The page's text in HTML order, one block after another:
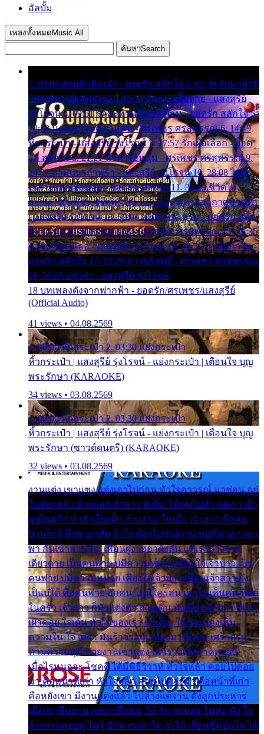
อัลบั้ม
เพลงทั้งหมด Music All
ค้นหาSearch
1. 00:00 สามสิบยังแจ๋ว - ยอดรัก สลักใจ 2. 02:49 รักมาห้าปี
- ศรเพชร ศรสุพรรณ 3. 05:57 รักสาวเสื้อลาย - แสงสุรีย์
รุ่งโรจน์ 4. 09:51 รักสะท้านดินสะเทือน - ยอดรัก สลักใจ 5.
12:23 มอเตอร์ไซค์ทำหล่น - ศรเพชร ศรสุพรรณ 6. 14:49
หิ้วกระเป๋า - แสงสุรีย์ รุ่งโรจน์ 7. 17:57 รักเผื่อเลือก - ยอด
รัก สลักใจ 8. 21:21 น้ำตาไอ้หนุ่ม - ศรเพชร ศรสุพรรณ 9.
24:27 สามเณรกำพร้า - แสงสุรีย์ รุ่งโรจน์ 10. 28:08 ไม่มี
เวลาไปหาเมียน้อย - ยอดรัก สลักใจ 11. 31:29 ชีวิตไอ้
ธรรม - ศรเพชร ศรสุพรรณ 12. 35:26 ทหารอากาศขาดรัก
- แสงสุรีย์ รุ่งโรจน์ 13. 39:01 คนหัวใจโทรม - ยอดรัก สลัก
ใจ 14. 42:49 ไอ้หวังตายแน่ - ศรเพชร ศรสุพรรณ 15. 46:35
ธาตุแท้ของเธอ - แสงสุรีย์ รุ่งโรจน์ 16. 49:57 กำนันกำใน -
ยอดรัก สลักใจ 17. 52:29 สาวบริสุทธิ์ - ศรเพชร ศรสุพรรณ
18. 56:05 แต๋วจ๋า - แสงสุรีย์ รุ่งโรจน์
18 บทเพลงดังจากฟากฟ้า - ยอดรัก/ศรเพชร/แสงสุรีย์
(Official Audio)
41 views • 04.08.2569
1. 00:00 หิ้วกระเป๋า 2. 03:30 แย่งกระเป๋า
หิ้วกระเป๋า | แสงสุรีย์ รุ่งโรจน์ - แย่งกระเป๋า | เตือนใจ บุญ
พระรักษา (KARAOKE)
34 views • 03.08.2569
1. 00:00 หิ้วกระเป๋า 2. 03:30 แย่งกระเป๋า
หิ้วกระเป๋า | แสงสุรีย์ รุ่งโรจน์ - แย่งกระเป๋า | เตือนใจ บุญ
พระรักษา (ซาวด์ดนตรี) (KARAOKE)
32 views • 03.08.2569
งานแต่ง เขาแซง แย่งเอาไปก่อน หัวใจอาวรณ์ มาซ่อน อยู่
ในห้องครัว ข้างนอกเจ้าสาว ส่งยิ้ม ให้คนไปทั่ว แต่เรา เฝ้า
อยู่ในครัว ทำตัวเป็นเด็ก ล้างจาน ในเมื่อ เจ้าสาว คือคน
บ้านใกล้ พึ่งพาอาศัย จำใจ ต้องไปช่วยงาน พอถึงเวลา เขา
พา กันเข้าพาขวัญ เพื่อนฝูง เฮฮาดังลั่น แต่เราล้างจาน
เดียวดาย เป็นคนพ่าย บ่มีความหมาย เคียงใจเจ้าบ่าว เป็น
คนพ่าย บ่มีความหมาย เคียงใจเจ้าบ่าว เพื่อนเจ้าสาว ยัง
เป็นบ่ได้ คือคนพ่าย ฮักคน ไม่มีใครสน เขาไม่เห็นคน ที่อยู่
ในครัว เจ้าสาว ก็มัวแต่งตัว สวยเด่น นั่งเคียงเจ้าบ่าว ที่เขา
เฝ้าคอย ใจเต้น หัวใจของเรา ลำเค็ญ ใครจะมองเห็น
ความใน ใจ เศร้า มันร้าวระบม ต้องมาขื่นขม เศร้าตรม
ท่ามความสุขี ช่วยงานเขาแต่ง แต่เรา แล้งมาหลายปี
เมื่อไรหนอจะ โชคดี ได้มีพิธีวิวาห์ หัวใจหล้า คอยไปคอย
มา คือหน้าที่เก่า หัวใจหล้า คอยไปคอยมา คือหน้าที่เก่า
คือหยังเขา มีงานแต่งแล้ว ไปล้างแต่จาน ดั่งถูกประหาร
เมื่อเขาชื่นบาน แต่เราขื่นขม โอ้ รัก ลอยลม ไม่สม ดัง ใจ
ล้างจานคอยคู่ ไม่รู้ อีกนานเท่าใด จะได้ เลื่อนขั้นบันได ได้